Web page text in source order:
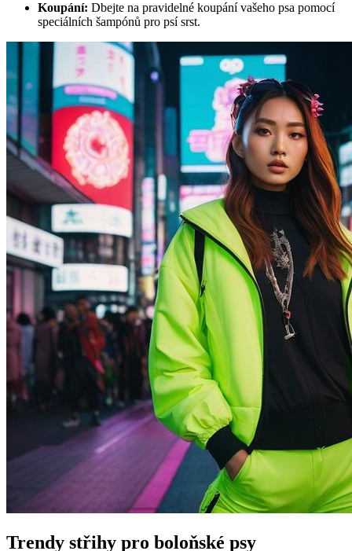
Koupání: Dbejte na pravidelné koupání‌ vašeho psa pomocí
speciálních šampónů pro‌ psí srst.
Trendy střihy pro ⁣boloňské psy